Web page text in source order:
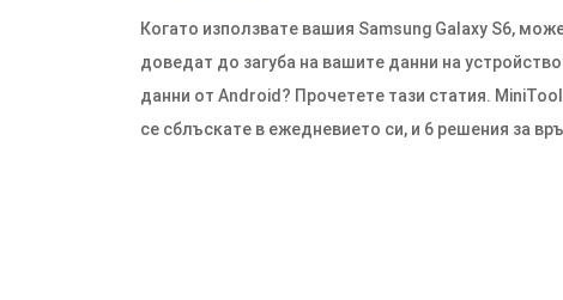
Когато използвате вашия Samsung Galaxy S6,
доведат до загуба на вашите данни на
данни от Android? Прочетете тази статия.
се сблъскате в ежедневието си, и 6 решения за